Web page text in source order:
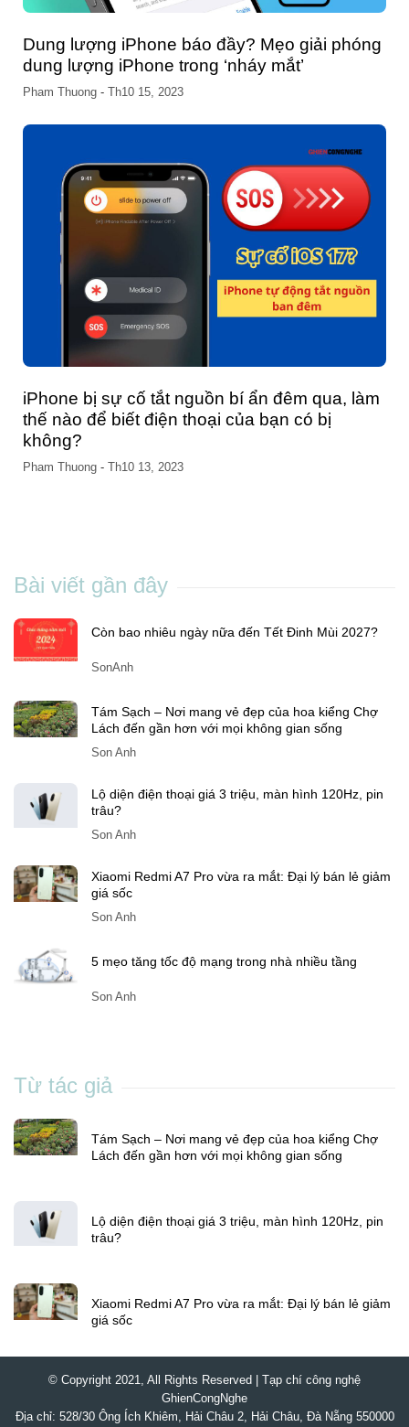
Dung lượng iPhone báo đầy? Mẹo giải phóng
dung lượng iPhone trong ‘nháy mắt’
Pham Thuong - Th10 15, 2023
iPhone bị sự cố tắt nguồn bí ẩn đêm qua, làm
thế nào để biết điện thoại của bạn có bị
không?
Pham Thuong - Th10 13, 2023
Bài viết gần đây
Còn bao nhiêu ngày nữa đến Tết Đinh Mùi 2027?
SonAnh
Tám Sạch – Nơi mang vẻ đẹp của hoa kiểng Chợ
Lách đến gần hơn với mọi không gian sống
Son Anh
Lộ diện điện thoại giá 3 triệu, màn hình 120Hz, pin
trâu?
Son Anh
Xiaomi Redmi A7 Pro vừa ra mắt: Đại lý bán lẻ giảm
giá sốc
Son Anh
5 mẹo tăng tốc độ mạng trong nhà nhiều tầng
Son Anh
Từ tác giả
Tám Sạch – Nơi mang vẻ đẹp của hoa kiểng Chợ
Lách đến gần hơn với mọi không gian sống
Lộ diện điện thoại giá 3 triệu, màn hình 120Hz, pin
trâu?
Xiaomi Redmi A7 Pro vừa ra mắt: Đại lý bán lẻ giảm
giá sốc
© Copyright 2021, All Rights Reserved | Tạp chí công nghệ
GhienCongNghe
Địa chỉ: 528/30 Ông Ích Khiêm, Hải Châu 2, Hải Châu, Đà Nẵng 550000